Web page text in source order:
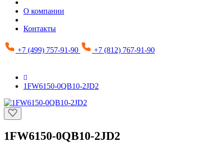
О компании
Контакты
+7 (499) 757-91-90 +7 (812) 767-91-90
1FW6150-0QB10-2JD2
1FW6150-0QB10-2JD2